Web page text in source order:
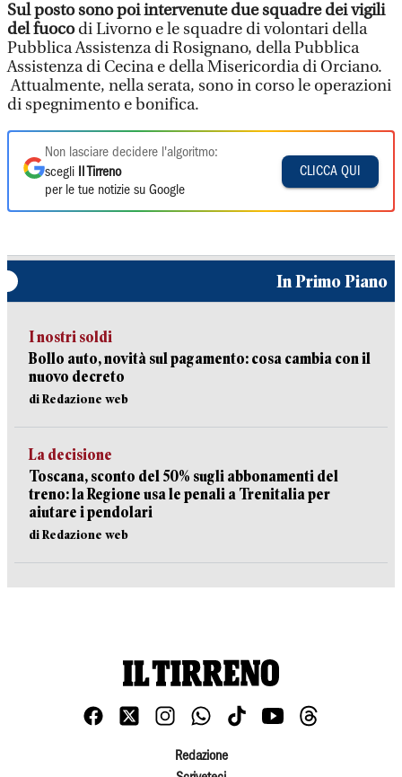
Sul posto sono poi intervenute due squadre dei vigili
del fuocodi Livorno e le squadre di volontari della
Pubblica Assistenza di Rosignano, della Pubblica
Assistenza di Cecina e della Misericordia di Orciano.
Attualmente, nella serata, sono in corso le operazioni
di spegnimento e bonifica.
Non lasciare decidere l'algoritmo:
scegli
Il Tirreno
per le tue notizie su Google
CLICCA QUI
In Primo Piano
I nostri soldi
Bollo auto, novità sul pagamento: cosa cambia con il
nuovo decreto
di Redazione web
La decisione
Toscana, sconto del 50% sugli abbonamenti del
treno: la Regione usa le penali a Trenitalia per
aiutare i pendolari
di Redazione web
Redazione